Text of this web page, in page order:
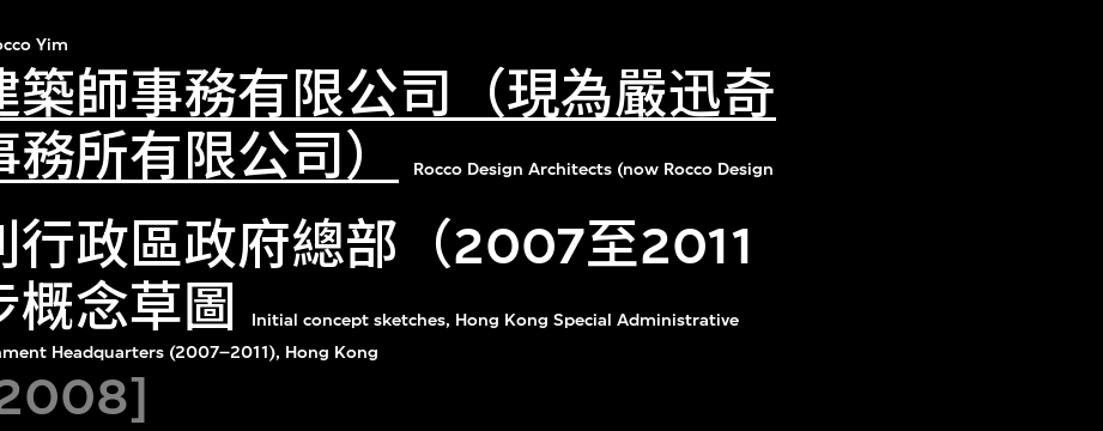
Yim
築師事務有限公司（現為嚴迅奇
所有限公司）
Rocco Design Architects (now Rocco Design
行政區政府總部（2007至2011
概念草圖
Initial concept sketches, Hong Kong Special Administrative
Headquarters (2007–2011), Hong Kong